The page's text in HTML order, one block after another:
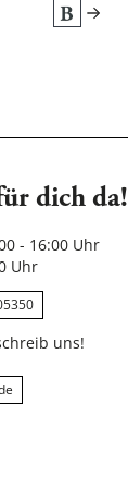
dich da!
- 16:00 Uhr
Uhr
uns!